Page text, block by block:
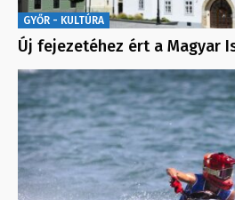
GYŐR - KULTÚRA
Új fejezetéhez ért a Magyar